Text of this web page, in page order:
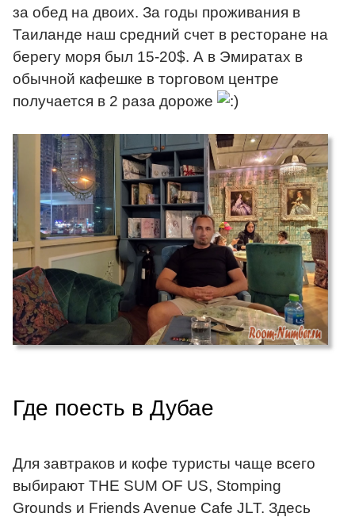
за обед на двоих. За годы проживания в
Таиланде наш средний счет в ресторане на
берегу моря был 15-20$. А в Эмиратах в
обычной кафешке в торговом центре
получается в 2 раза дороже
Где поесть в Дубае
Для завтраков и кофе туристы чаще всего
выбирают THE SUM OF US, Stomping
Grounds и Friends Avenue Cafe JLT. Здесь